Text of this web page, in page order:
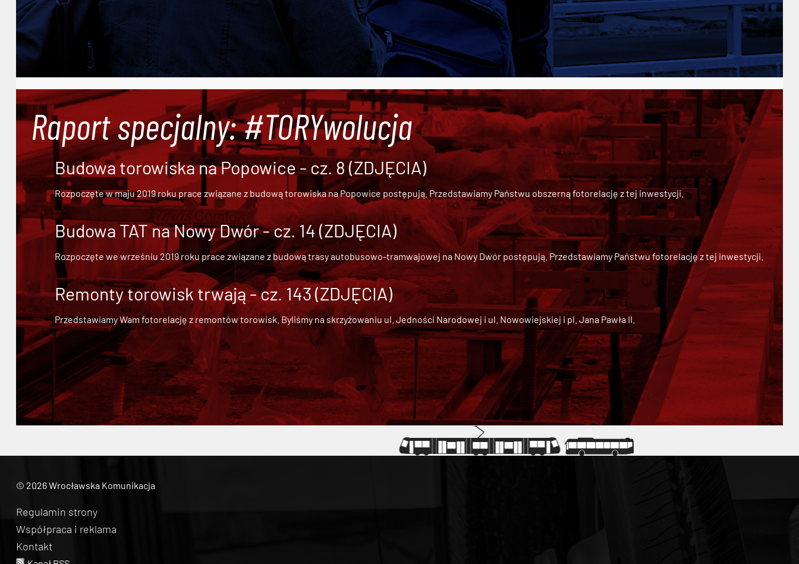
Raport specjalny: #TORYwolucja
Budowa torowiska na Popowice - cz. 8 (ZDJĘCIA)
Rozpoczęte w maju 2019 roku prace związane z budową torowiska na Popowice postępują. Przedstawiamy Państwu obszerną fotorelację z tej inwestycji.
Budowa TAT na Nowy Dwór - cz. 14 (ZDJĘCIA)
Rozpoczęte we wrześniu 2019 roku prace związane zbudową trasy autobusowo-tramwajowej na Nowy Dwórpostępują. Przedstawiamy Państwu fotorelację z tej inwestycji.
Remonty torowisk trwają - cz. 143 (ZDJĘCIA)
Przedstawiamy Wam fotorelację z remontów torowisk. Byliśmy na skrzyżowaniu ul. Jedności Narodowej i ul. Nowowiejskiej i pl. Jana Pawła II.
© 2026 Wrocławska Komunikacja
Regulamin strony
Współpraca i reklama
Kontakt